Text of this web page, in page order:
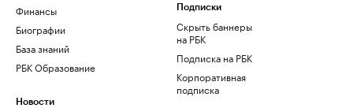
Финансы
Биографии
База знаний
РБК Образование
Новости
Подписки
Скрыть баннеры
на РБК
Подписка на РБК
Корпоративная
подписка